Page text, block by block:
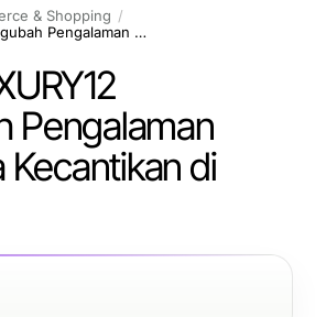
& Shopping
7 Cara LUXURY12 Mengubah Pengalaman Berbelanja Kecantikan di 2026
Pengalaman
Kecantikan di